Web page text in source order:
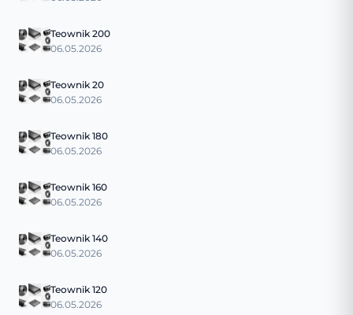
Teownik 200
06.05.2026
Teownik 20
06.05.2026
Teownik 180
06.05.2026
Teownik 160
06.05.2026
Teownik 140
06.05.2026
Teownik 120
06.05.2026